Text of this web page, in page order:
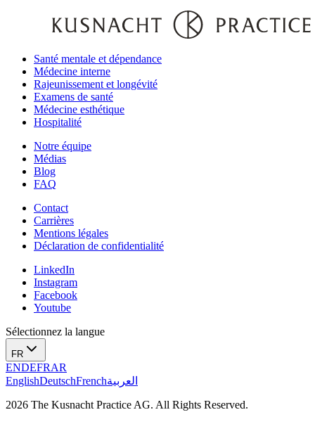
Santé mentale et dépendance
Médecine interne
Rajeunissement et longévité
Examens de santé
Médecine esthétique
Hospitalité
Notre équipe‌
Médias
Blog
FAQ
Contact
Carrières
Mentions légales
Déclaration de confidentialité
LinkedIn
Instagram
Facebook
Youtube
Sélectionnez la langue
FR
ENDEFRAR
EnglishDeutschFrenchالعربية
2026 The Kusnacht Practice AG. All Rights Reserved.